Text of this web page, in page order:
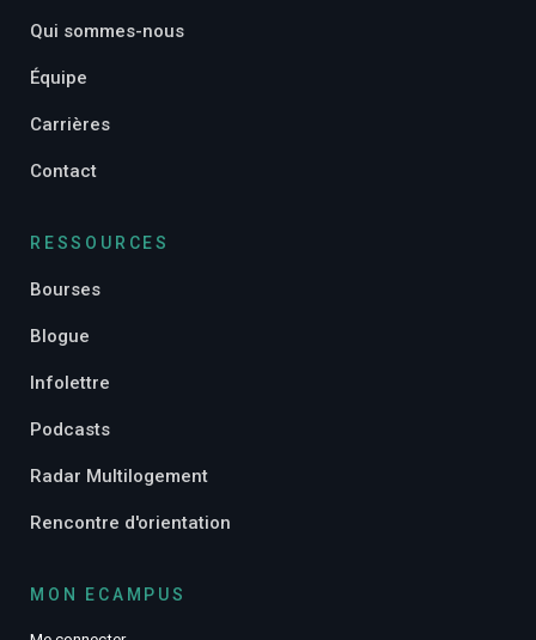
Qui sommes-nous
Équipe
Carrières
Contact
RESSOURCES
Bourses
Blogue
Infolettre
Podcasts
Radar Multilogement
Rencontre d'orientation
MON ECAMPUS